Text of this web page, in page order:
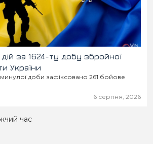
за 1624-ту добу збройної
України
доби зафіксовано 261 бойове
6 серпня, 2026
час